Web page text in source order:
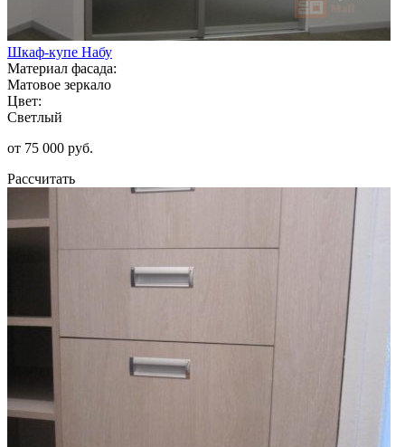
Шкаф-купе Набу
Материал фасада:
Матовое зеркало
Цвет:
Светлый
от 75 000 руб.
Рассчитать